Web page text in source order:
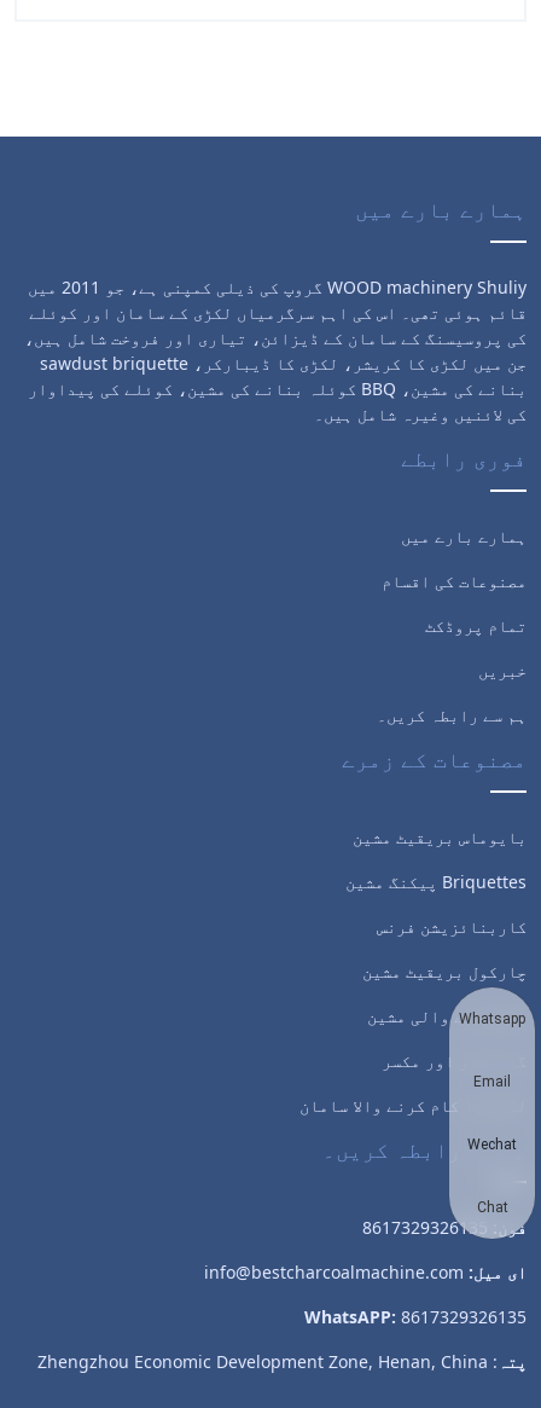
ہمارے بارے میں
WOOD machinery Shuliy گروپ کی ذیلی کمپنی ہے، جو 2011 میں
قائم ہوئی تھی۔ اس کی اہم سرگرمیاں لکڑی کے سامان اور کوئلے
کی پروسیسنگ کے سامان کے ڈیزائن، تیاری اور فروخت شامل ہیں،
جن میں لکڑی کا کریشر، لکڑی کا ڈیبارکر، sawdust briquette
بنانے کی مشین، BBQ کوئلہ بنانے کی مشین، کوئلے کی پیداوار
کی لائنیں وغیرہ شامل ہیں۔
فوری رابطے
ہمارے بارے میں
مصنوعات کی اقسام
تمام پروڈکٹ
خبریں
ہم سے رابطہ کریں۔
مصنوعات کے زمرے
بایوماس بریقیٹ مشین
Briquettes پیکنگ مشین
کاربنائزیشن فرنس
چارکول بریقیٹ مشین
خشک کرنے والی مشین
گرائنڈر اور مکسر
لکڑی کا کام کرنے والا سامان
ہم سے رابطہ کریں۔
فون:
ای میل: info@bestcharcoalmachine.com
WhatsAPP: 8617329326135
پتہ : Zhengzhou Economic Development Zone, Henan, China
Whatsapp
Email
Wechat
Chat